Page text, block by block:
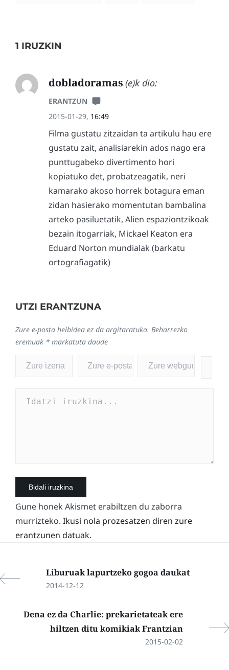
1 IRUZKIN
dobladoramas (e)k dio:
ERANTZUN
2015-01-29, 16:49
Filma gustatu zitzaidan ta artikulu hau ere
gustatu zait, analisiarekin ados nago era
punttugabeko divertimento hori
kopiatuko det, probatzeagatik, neri
kamarako akoso horrek botagura eman
zidan hasierako momentutan bambalina
arteko pasiluetatik, Alien espaziontzikoak
bezain itogarriak, Mickael Keaton era
Eduard Norton mundialak (barkatu
ortografiagatik)
UTZI ERANTZUNA
Zure e-posta helbidea ez da argitaratuko. Beharrezko
eremuak * markatuta daude
Gune honek Akismet erabiltzen du zaborra
murrizteko. Ikusi nola prozesatzen diren zure
erantzunen datuak.
Liburuak lapurtzeko gogoa daukat
2014-12-12
Dena ez da Charlie: prekarietateak ere
hiltzen ditu komikiak Frantzian
2015-02-02